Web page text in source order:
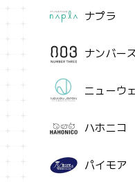
ナプラ
ナンバー
ニューウ
ハホニコ
パイモア